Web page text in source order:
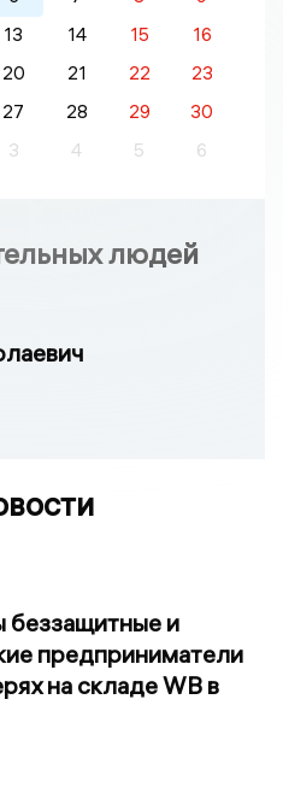
13 14 15
16
20 21 22
23
27 28 29
30
3 4 5 6
людей
беззащитные и
предприниматели
на складе WB в